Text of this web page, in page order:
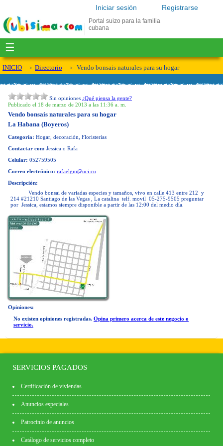
Registrarse
Iniciar sesión
Portal suizo para la familia
cubana
☰
INICIO Directorio Vendo bonsais naturales para su hogar
Sin opiniones ¿Qué piensa la gente?
Publicado el 18 de marzo de 2013 a las 11:36 a. m.
Vendo bonsais naturales para su hogar
La Habana (Boyeros)
Categoría: Hogar, decoración, Floristerías
Contactar con: Jessica o Rafa
Celular: 052759505
Correo electrónico: rafaelgm@uci.cu
Descripción:
Vendo bonsai de variadas especies y tamaños, vivo en calle 413 entre 212 y
214 #21210 Santiago de las Vegas , La catalina telf. movil 05-275-9505 preguntar
por Jessica, estamos siempre disponible a partir de las 12:00 del medio día.
Opiniones:
No existen opiniones registradas. Opina primero acerca de este negocio o
servicio.
SERVICIOS PAGADOS
Certificación de viviendas
Anuncios especiales
Patrocinio de anuncios
Catálogo de servicios completo